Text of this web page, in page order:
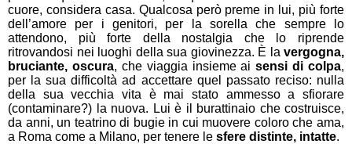
cuore, considera casa. Qualcosa però preme in lui, più forte
dell’amore per i genitori, per la sorella che sempre lo
attendono, più forte della nostalgia che lo riprende
ritrovandosi nei luoghi della sua giovinezza. È la vergogna,
bruciante, oscura, che viaggia insieme aisensi di colpa,
per la sua difficoltà ad accettare quel passato reciso: nulla
della sua vecchia vita è mai stato ammesso a sfiorare
(contaminare?) la nuova. Lui è il burattinaio che costruisce,
da anni, un teatrino di bugie in cui muovere coloro che ama,
a Roma come a Milano, per tenere le sfere distinte, intatte.